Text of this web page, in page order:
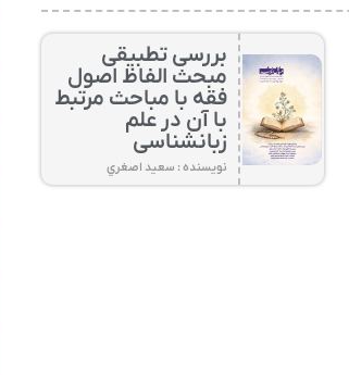
بررسی تطبیقی
مبحث الفاظ اصول
فقه با مباحث مرتبط
با آن در علم
زبانشناسی
نویسنده : سعيد اصغري